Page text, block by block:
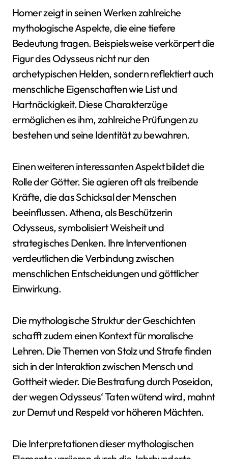
Homer zeigt in seinen Werken zahlreiche
mythologische Aspekte, die eine tiefere
Bedeutung tragen. Beispielsweise verkörpert die
Figur des Odysseus nicht nur den
archetypischen Helden, sondern reflektiert auch
menschliche Eigenschaften wie List und
Hartnäckigkeit. Diese Charakterzüge
ermöglichen es ihm, zahlreiche Prüfungen zu
bestehen und seine Identität zu bewahren.
Einen weiteren interessanten Aspekt bildet die
Rolle der Götter. Sie agieren oft als treibende
Kräfte, die das Schicksal der Menschen
beeinflussen. Athena, als Beschützerin
Odysseus, symbolisiert Weisheit und
strategisches Denken. Ihre Interventionen
verdeutlichen die Verbindung zwischen
menschlichen Entscheidungen und göttlicher
Einwirkung.
Die mythologische Struktur der Geschichten
schafft zudem einen Kontext für moralische
Lehren. Die Themen von Stolz und Strafe finden
sich in der Interaktion zwischen Mensch und
Gottheit wieder. Die Bestrafung durch Poseidon,
der wegen Odysseus‘ Taten wütend wird, mahnt
zur Demut und Respekt vor höheren Mächten.
Die Interpretationen dieser mythologischen